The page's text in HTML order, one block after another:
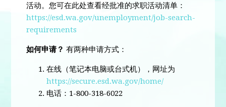
活动。您可在此处查看经批准的求职活动清单：
https://esd.wa.gov/unemployment/job-search-
requirements
如何申请？有两种申请方式：
在线（笔记本电脑或台式机），网址为
https://secure.esd.wa.gov/home/
电话：1-800-318-6022